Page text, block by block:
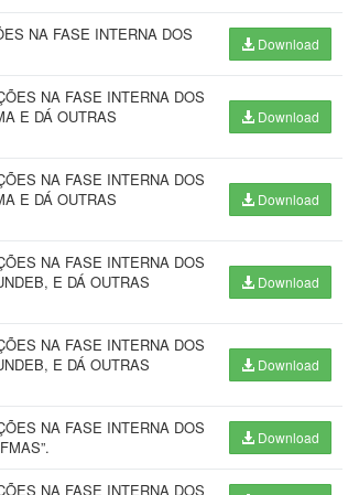
NA FASE INTERNA DOS
Download
NA FASE INTERNA DOS
E DÁ OUTRAS
Download
NA FASE INTERNA DOS
E DÁ OUTRAS
Download
NA FASE INTERNA DOS
E DÁ OUTRAS
Download
NA FASE INTERNA DOS
E DÁ OUTRAS
Download
NA FASE INTERNA DOS
Download
NA FASE INTERNA DOS